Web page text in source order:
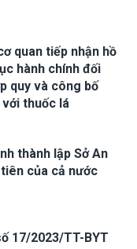
quan tiếp nhận hồ
hành chính đối
quy và công bố
với thuốc lá
thành lập Sở An
của cả nước
17/2023/TT-BYT